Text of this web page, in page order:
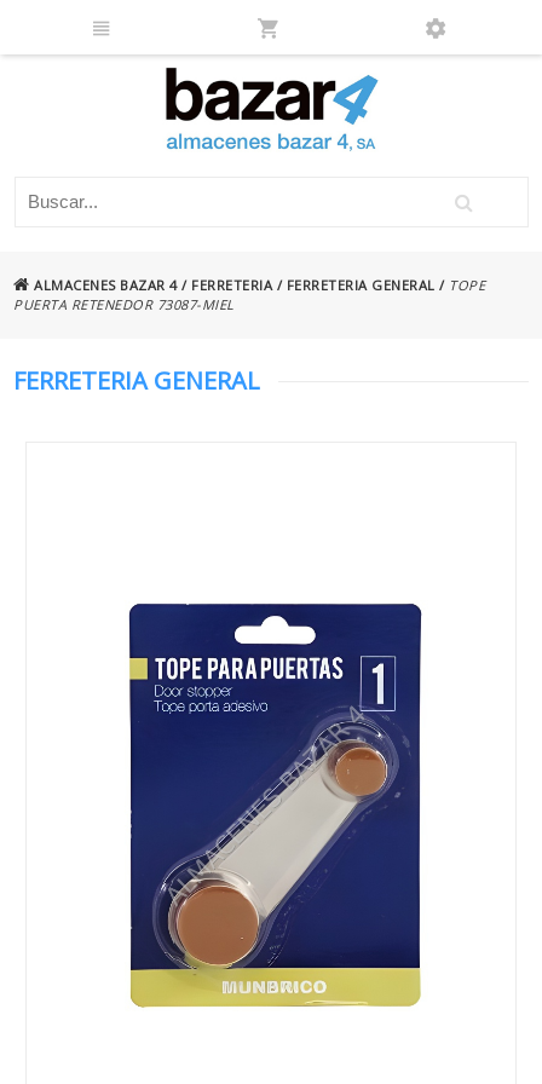
ALMACENES BAZAR 4/ FERRETERIA / FERRETERIA GENERAL / TOPE
PUERTA RETENEDOR 73087-MIEL
FERRETERIA GENERAL